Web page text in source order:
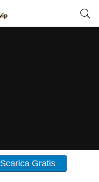
Scarica Gratis